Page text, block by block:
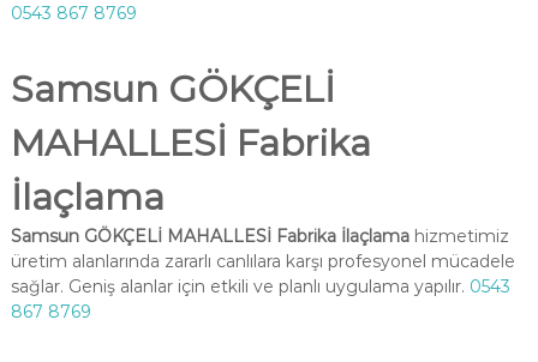
0543 867 8769
Samsun GÖKÇELİ
MAHALLESİ Fabrika
İlaçlama
Samsun GÖKÇELİ MAHALLESİ Fabrika İlaçlamahizmetimiz
üretim alanlarında zararlı canlılara karşı profesyonel mücadele
sağlar. Geniş alanlar için etkili ve planlı uygulama yapılır. 0543
867 8769